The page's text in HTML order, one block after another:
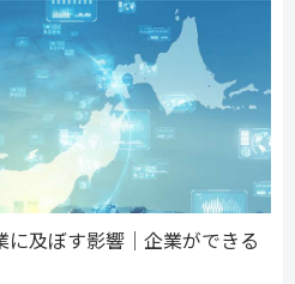
に及ぼす影響│企業ができる